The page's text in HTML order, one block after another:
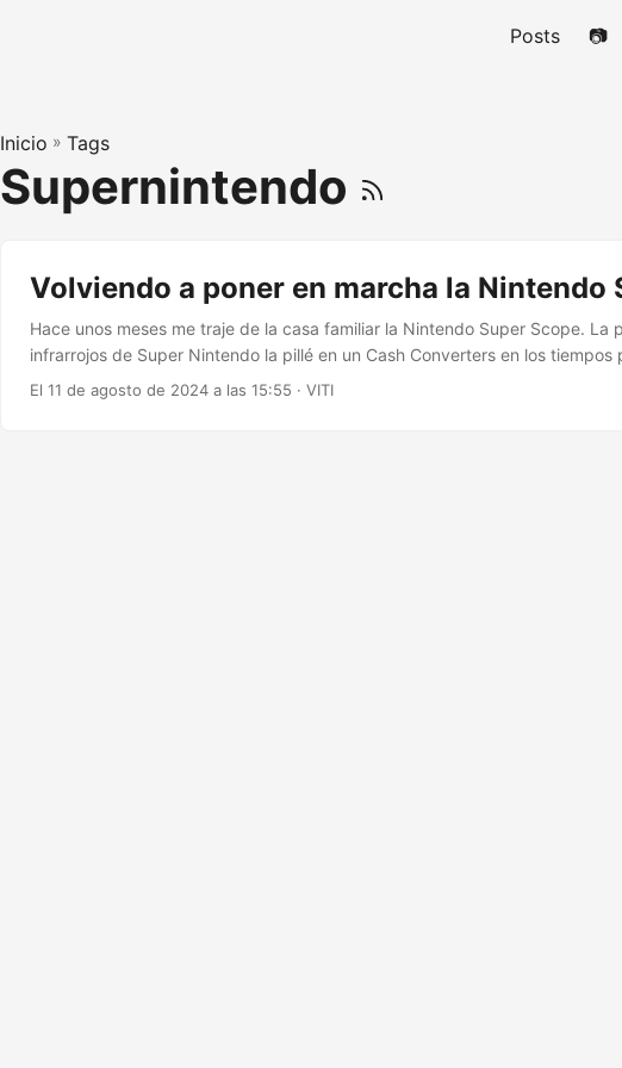
Posts 📷
Inicio » Tags
Supernintendo
Volviendo a poner en marcha la Nintendo
Hace unos meses me traje de la casa familiar la Nintendo Super Scope. La
infrarrojos de Super Nintendo la pillé en un Cash Converters en los tiempos
todo esto de madre. En sumomento lo conseguí con el receptor de
El 11 de agosto de 2024 a las 15:55 · VITI